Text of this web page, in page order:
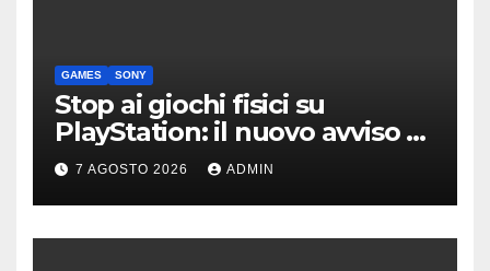
GAMES SONY
Stop ai giochi fisici su
PlayStation: il nuovo avviso di
Sony è l’ennesima conferma
7 AGOSTO 2026 ADMIN